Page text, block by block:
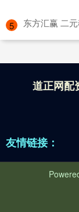
5 东方汇赢 二
道正网配
友情链接：